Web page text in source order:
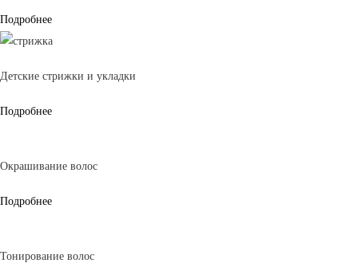
Подробнее
Детские стрижки и укладки​​
Подробнее
Окрашивание волос​​
Подробнее
Тонирование волос​